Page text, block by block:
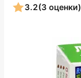
3.2(3 оценки)